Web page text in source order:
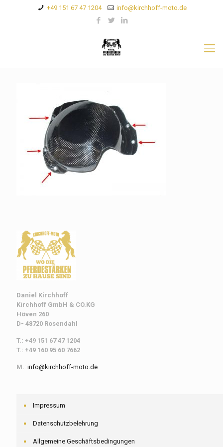
+49 151 67 47 1204 info@kirchhoff-moto.de
Daniel Kirchhoff
Kirchhoff GmbH & CO.KG
Höven 260
D- 48720 Rosendahl
T.: +49 151 67 47 1204
T.: +49 160 95 60 7662
M.: info@kirchhoff-moto.de
Impressum
Datenschutzbelehrung
Allgemeine Geschäftsbedingungen